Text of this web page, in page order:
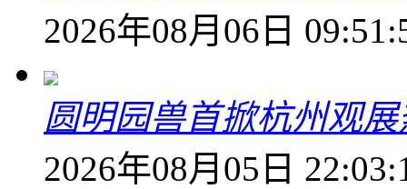
2026年08月06日
圆明园兽首掀杭州观
2026年08月05日